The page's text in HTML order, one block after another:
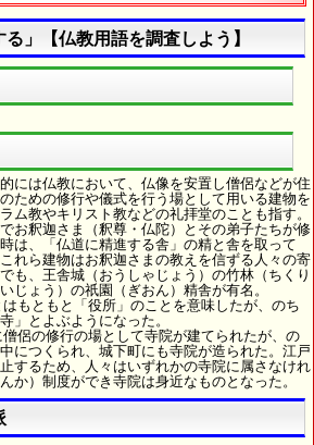
る」【仏教用語を調査しよう】
には仏教において、仏像を安置し僧侶などが住
ための修行や儀式を行う場として用いる建物を
ム教やキリスト教などの礼拝堂のことも指す。
お釈迦さま（釈尊・仏陀）とその弟子たちが修
は、「仏道に精進する舎」の精と舎を取って
れら建物はお釈迦さまの教えを信ずる人々の寄
も、王舎城（おうしゃじょう）の竹林（ちくり
じょう）の祇園（ぎおん）精舎が有名。
もともと「役所」のことを意味したが、のち
」とよぶようになった。
侶の修行の場として寺院が建てられたが、の
につくられ、城下町にも寺院が造られた。江戸
するため、人々はいずれかの寺院に属さなけれ
か）制度ができ寺院は身近なものとなった。